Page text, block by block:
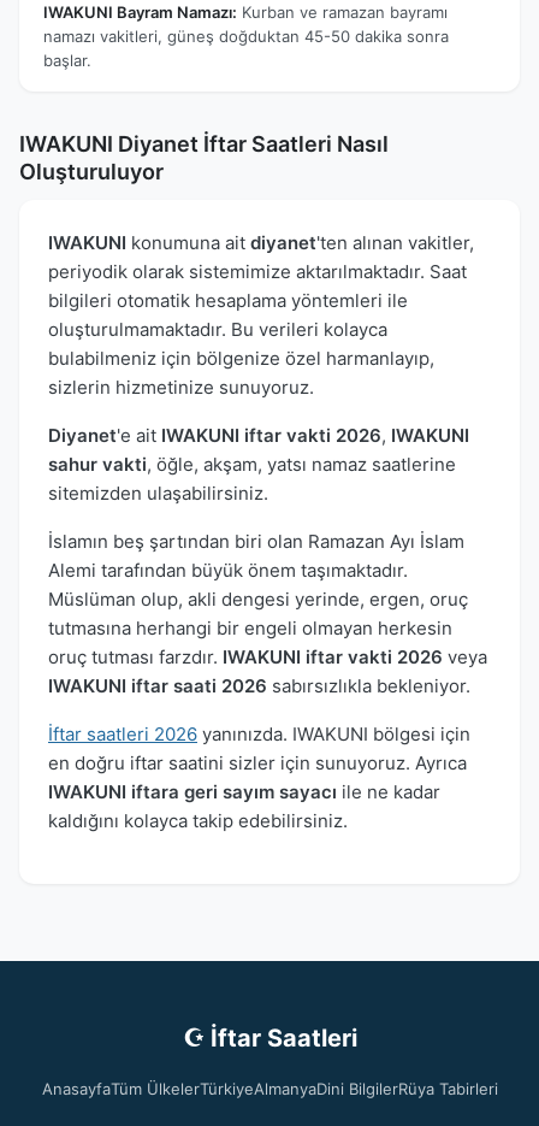
IWAKUNI Bayram Namazı: Kurban ve ramazan bayramı
namazı vakitleri, güneş doğduktan 45-50 dakika sonra
başlar.
IWAKUNI Diyanet İftar Saatleri Nasıl
Oluşturuluyor
IWAKUNI konumuna ait diyanet'ten alınan vakitler,
periyodik olarak sistemimize aktarılmaktadır. Saat
bilgileri otomatik hesaplama yöntemleri ile
oluşturulmamaktadır. Bu verileri kolayca
bulabilmeniz için bölgenize özel harmanlayıp,
sizlerin hizmetinize sunuyoruz.
Diyanet'e ait IWAKUNI iftar vakti 2026, IWAKUNI
sahur vakti, öğle, akşam, yatsı namaz saatlerine
sitemizden ulaşabilirsiniz.
İslamın beş şartından biri olan Ramazan Ayı İslam
Alemi tarafından büyük önem taşımaktadır.
Müslüman olup, akli dengesi yerinde, ergen, oruç
tutmasına herhangi bir engeli olmayan herkesin
oruç tutması farzdır. IWAKUNI iftar vakti 2026 veya
IWAKUNI iftar saati 2026 sabırsızlıkla bekleniyor.
İftar saatleri 2026 yanınızda. IWAKUNI bölgesi için
en doğru iftar saatini sizler için sunuyoruz. Ayrıca
IWAKUNI iftara geri sayım sayacı ile ne kadar
kaldığını kolayca takip edebilirsiniz.
☪ İftar Saatleri
AnasayfaTüm ÜlkelerTürkiyeAlmanyaDini BilgilerRüya Tabirleri